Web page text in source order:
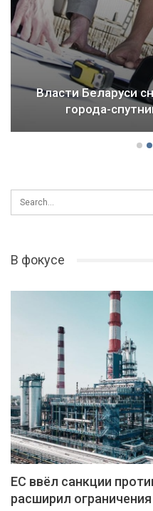
Власти Беларуси
города-
В фокусе
ЕС ввёл санкции
расширил